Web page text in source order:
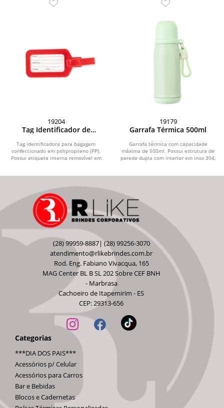
19204
Tag Identificador de
Tag identificadora para bagagem
confeccionado em polipropileno (PP).
Possui etiqueta interna removível em
19179
Garrafa Térmica 500ml
Garrafa térmica com capacidade
máxima de 500ml. Possui estrutura de
parede dupla com interior em inox 304,
(28) 99959-8887| (28) 99256-3070
atendimento@rlikebrindes.com.br
Rod. Eng. Fabiano Vivacqua, 165
MAG Center BL B SL 202 Sobre CEF BNH
- Marbrasa
Cachoeiro de Itapemirim - ES
CEP: 29313-656
Categorias
***DIA DOS PAIS***
Acessórios p/ Celular
Acessórios para Carros
Bar e Bebidas
Blocos e Cadernetas